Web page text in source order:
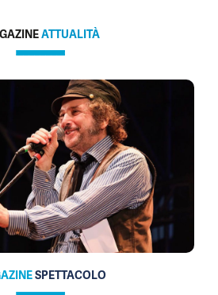
ATTUALITÀ
SPETTACOLO